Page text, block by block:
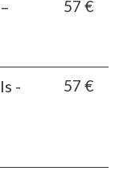
57 €
-
57 €